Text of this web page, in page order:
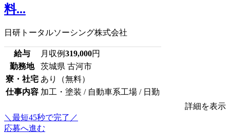
料...
日研トータルソーシング株式会社
給与 月収例319,000円
勤務地
茨城県 古河市
寮・社宅 あり（無料）
仕事内容 加工・塗装 / 自動車系工場 / 日勤
詳細を表示
＼最短45秒で完了／
応募へ進む